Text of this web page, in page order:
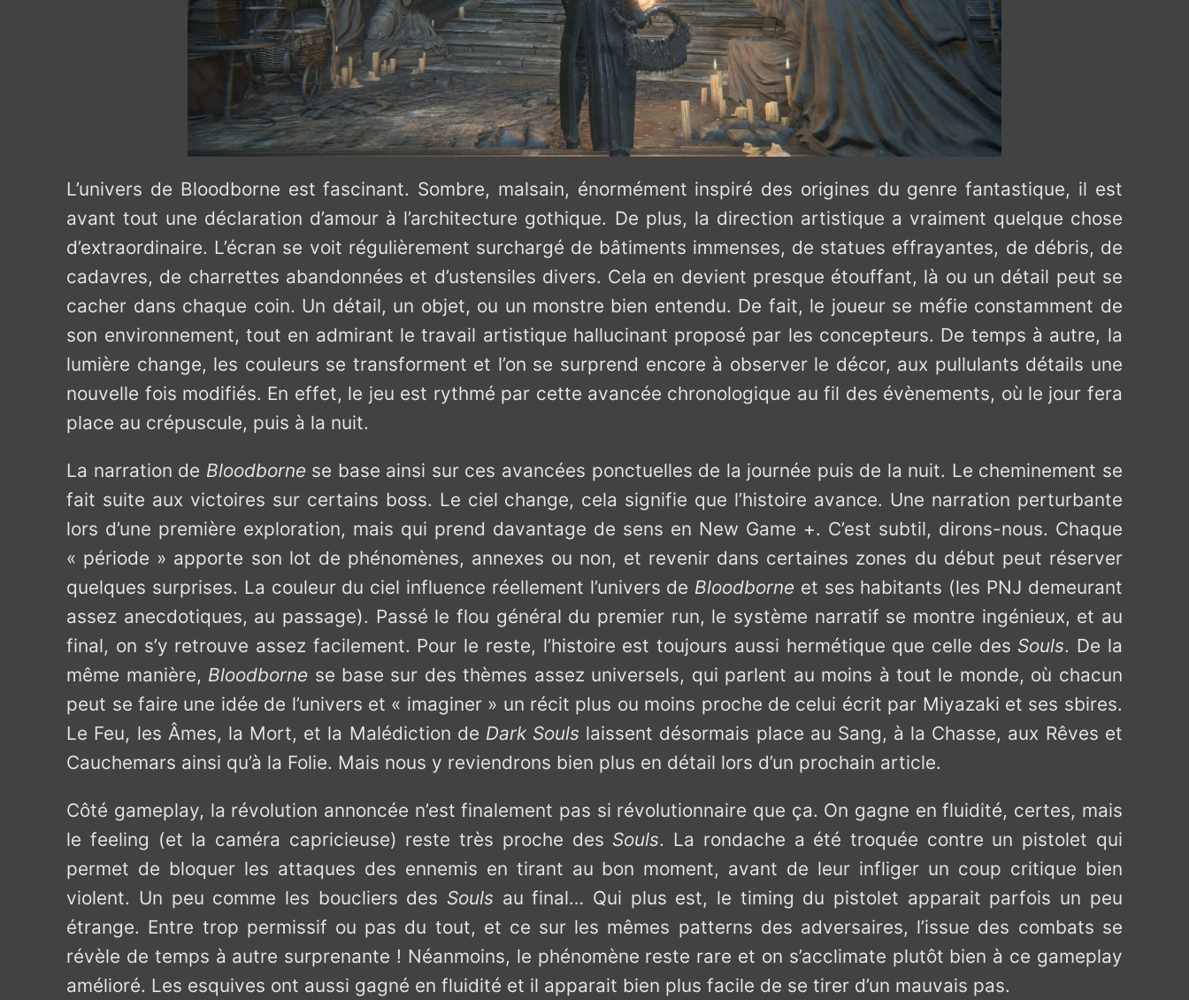
L’univers de Bloodborne est fascinant. Sombre, malsain, énormément inspiré des origines du genre fantastique, il est
avant tout une déclaration d’amour à l’architecture gothique. De plus, la direction artistique a vraiment quelque chose
d’extraordinaire. L’écran se voit régulièrement surchargé de bâtiments immenses, de statues effrayantes, de débris, de
cadavres, de charrettes abandonnées et d’ustensiles divers. Cela en devient presque étouffant, là ou un détail peut se
cacher dans chaque coin. Un détail, un objet, ou un monstre bien entendu. De fait, le joueur se méfie constamment de
son environnement, tout en admirant le travail artistique hallucinant proposé par les concepteurs. De temps à autre, la
lumière change, les couleurs se transforment et l’on se surprend encore à observer le décor, aux pullulants détails une
nouvelle fois modifiés. En effet, le jeu est rythmé par cette avancée chronologique au fil des évènements, où le jour fera
place au crépuscule, puis à la nuit.
La narration de Bloodbornese base ainsi sur ces avancées ponctuelles de la journée puis de la nuit. Le cheminement se
fait suite aux victoires sur certains boss. Le ciel change, cela signifie que l’histoire avance. Une narration perturbante
lors d’une première exploration, mais qui prend davantage de sens en New Game +. C’est subtil, dirons-nous. Chaque
« période » apporte son lot de phénomènes, annexes ou non, et revenir dans certaines zones du début peut réserver
quelques surprises. La couleur du ciel influence réellement l’univers de Bloodborne et ses habitants (les PNJ demeurant
assez anecdotiques, au passage). Passé le flou général du premier run, le système narratif se montre ingénieux, et au
final, on s’y retrouve assez facilement. Pour le reste, l’histoire est toujours aussi hermétique que celle des Souls. De la
même manière, Bloodborne se base sur des thèmes assez universels, qui parlent au moins à tout le monde, où chacun
peut se faire une idée de l’univers et « imaginer » un récit plus ou moins proche de celui écrit par Miyazaki et ses sbires.
Le Feu, les Âmes, la Mort, et la Malédiction de Dark Souls laissent désormais place au Sang, à la Chasse, aux Rêves et
Cauchemars ainsi qu’à la Folie. Mais nous y reviendrons bien plus en détail lors d’un prochain article.
Côté gameplay, la révolution annoncée n’est finalement pas si révolutionnaire que ça. On gagne en fluidité, certes, mais
le feeling (et la caméra capricieuse) reste très proche des Souls. La rondache a été troquée contre un pistolet qui
permet de bloquer les attaques des ennemis en tirant au bon moment, avant de leur infliger un coup critique bien
violent. Un peu comme les boucliers des Souls au final… Qui plus est, le timing du pistolet apparait parfois un peu
étrange. Entre trop permissif ou pas du tout, et ce sur les mêmes patterns des adversaires, l’issue des combats se
révèle de temps à autre surprenante ! Néanmoins, le phénomène reste rare et on s’acclimate plutôt bien à ce gameplay
amélioré. Les esquives ont aussi gagné en fluidité et il apparait bien plus facile de se tirer d’un mauvais pas.